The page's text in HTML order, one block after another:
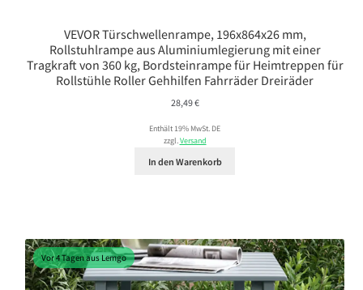
VEVOR Türschwellenrampe, 196x864x26 mm,
Rollstuhlrampe aus Aluminiumlegierung mit einer
Tragkraft von 360 kg, Bordsteinrampe für Heimtreppen für
Rollstühle Roller Gehhilfen Fahrräder Dreiräder
28,49€
Enthält 19% MwSt. DE
zzgl.Versand
In den Warenkorb
Vor 4 Tagen aus Lemgo